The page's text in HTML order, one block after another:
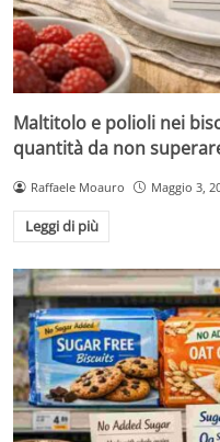
Maltitolo e polioli nei
quantità da non
Raffaele Moauro Maggio 3,
Leggi di più